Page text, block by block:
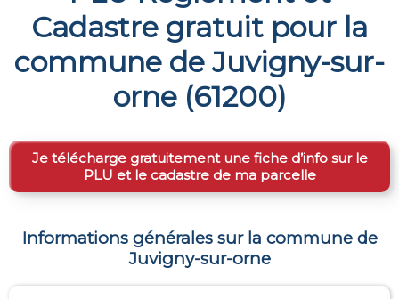
Cadastre gratuit pour la
commune deJuvigny-sur-
orne(61200)
Je télécharge gratuitement une fiche d’info sur le
PLU et le cadastre de ma parcelle
Informations générales sur la commune de
Juvigny-sur-orne